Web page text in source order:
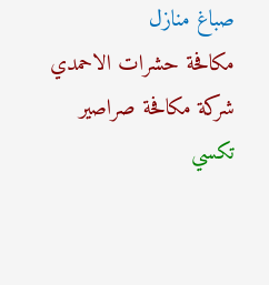
ح
ث
ع
ن
صباغ منازل
مكافحة حشرات الاحمدي
شركة مكافحة صراصير
تكسي